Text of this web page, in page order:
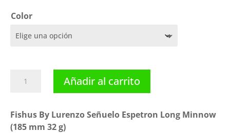
Color
Señuelo
Espetron
Añadir al carrito
Fishus By Lurenzo Señuelo Espetron Long Minnow
(185 mm 32 g)